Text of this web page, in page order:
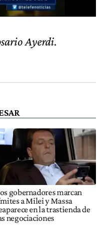
Ayerdi.
gobernadores marcan
a Milei y Massa
en la trastienda de
negociaciones